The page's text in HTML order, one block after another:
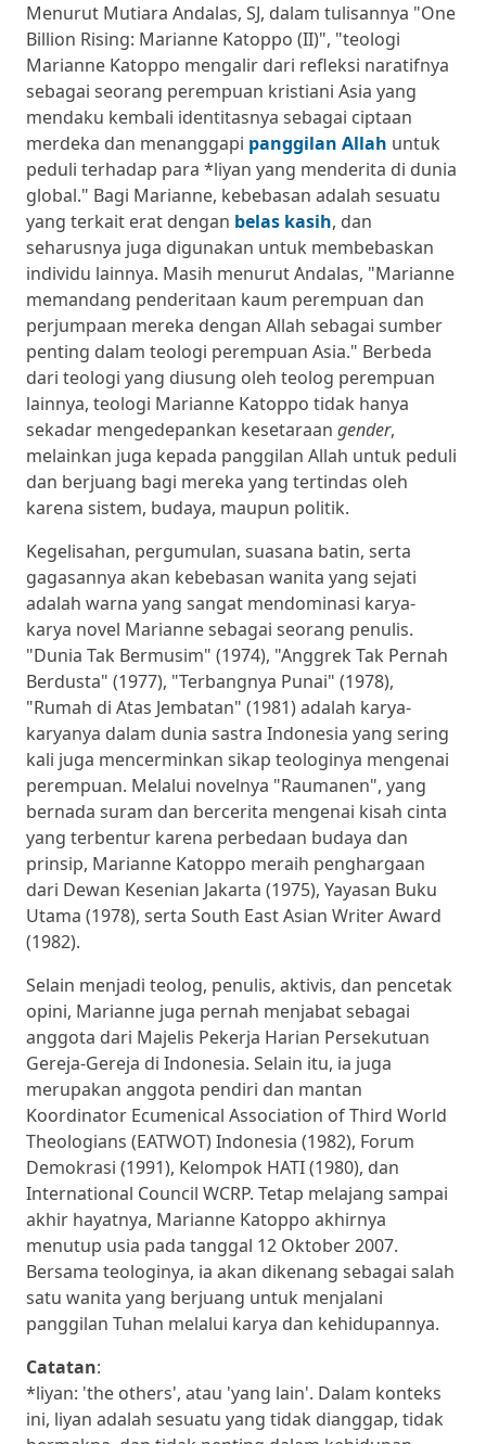
Menurut Mutiara Andalas, SJ, dalam tulisannya "One
Billion Rising: Marianne Katoppo (II)", "teologi
Marianne Katoppo mengalir dari refleksi naratifnya
sebagai seorang perempuan kristiani Asia yang
mendaku kembali identitasnya sebagai ciptaan
merdeka dan menanggapi panggilan Allah untuk
peduli terhadap para *liyan yang menderita di dunia
global." Bagi Marianne, kebebasan adalah sesuatu
yang terkait erat dengan belas kasih, dan
seharusnya juga digunakan untuk membebaskan
individu lainnya. Masih menurut Andalas, "Marianne
memandang penderitaan kaum perempuan dan
perjumpaan mereka dengan Allah sebagai sumber
penting dalam teologi perempuan Asia." Berbeda
dari teologi yang diusung oleh teolog perempuan
lainnya, teologi Marianne Katoppo tidak hanya
sekadar mengedepankan kesetaraan gender,
melainkan juga kepada panggilan Allah untuk peduli
dan berjuang bagi mereka yang tertindas oleh
karena sistem, budaya, maupun politik.
Kegelisahan, pergumulan, suasana batin, serta
gagasannya akan kebebasan wanita yang sejati
adalah warna yang sangat mendominasi karya-
karya novel Marianne sebagai seorang penulis.
"Dunia Tak Bermusim" (1974), "Anggrek Tak Pernah
Berdusta" (1977), "Terbangnya Punai" (1978),
"Rumah di Atas Jembatan" (1981) adalah karya-
karyanya dalam dunia sastra Indonesia yang sering
kali juga mencerminkan sikap teologinya mengenai
perempuan. Melalui novelnya "Raumanen", yang
bernada suram dan bercerita mengenai kisah cinta
yang terbentur karena perbedaan budaya dan
prinsip, Marianne Katoppo meraih penghargaan
dari Dewan Kesenian Jakarta (1975), Yayasan Buku
Utama (1978), serta South East Asian Writer Award
(1982).
Selain menjadi teolog, penulis, aktivis, dan pencetak
opini, Marianne juga pernah menjabat sebagai
anggota dari Majelis Pekerja Harian Persekutuan
Gereja-Gereja di Indonesia. Selain itu, ia juga
merupakan anggota pendiri dan mantan
Koordinator Ecumenical Association of Third World
Theologians (EATWOT) Indonesia (1982), Forum
Demokrasi (1991), Kelompok HATI (1980), dan
International Council WCRP. Tetap melajang sampai
akhir hayatnya, Marianne Katoppo akhirnya
menutup usia pada tanggal 12 Oktober 2007.
Bersama teologinya, ia akan dikenang sebagai salah
satu wanita yang berjuang untuk menjalani
panggilan Tuhan melalui karya dan kehidupannya.
Catatan:
*liyan: 'the others', atau 'yang lain'. Dalam konteks
ini, liyan adalah sesuatu yang tidak dianggap, tidak